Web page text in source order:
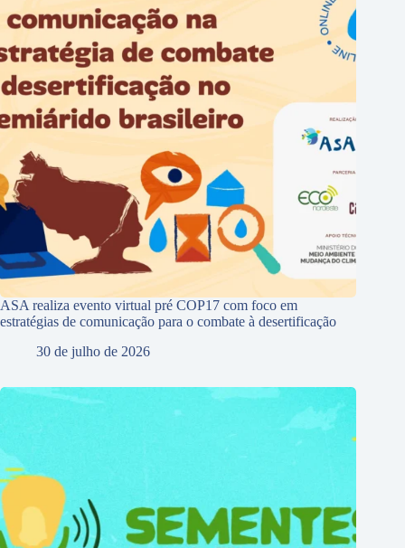
ASA realiza evento virtual pré COP17 com foco em
estratégias de comunicação para o combate à desertificação
30 de julho de 2026